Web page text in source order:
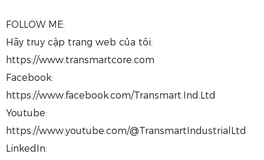
FOLLOW ME:
Hãy truy cập trang web của tôi:
https://www.transmartcore.com
Facebook:
https://www.facebook.com/Transmart.Ind.Ltd
Youtube:
https://www.youtube.com/@TransmartIndustrialLtd
LinkedIn: